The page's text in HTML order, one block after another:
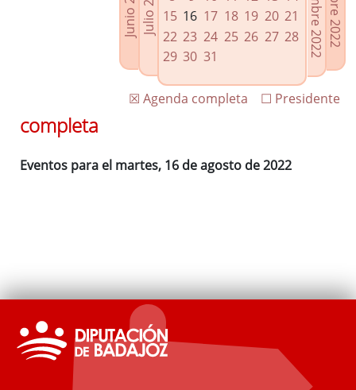
Agenda de Presidencia
Plenos provinciales y Juntas de gobierno
Oficina de Proyectos Europeos
15 16 17 18 19 20 21
22 23 24 25 26 27 28
29 30 31
☐ Presidente
☒ Agenda completa
completa
Eventos para el martes, 16 de agosto de 2022